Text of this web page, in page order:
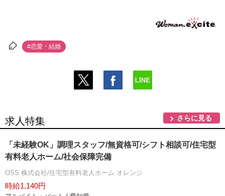
#恋愛・結婚
求人特集 さらに見る
「未経験OK」調理スタッフ/無資格可/シフト相談可/住宅型
有料老人ホーム/社会保障完備
OSS 株式会社/住宅型有料老人ホーム オレンジ
時給1,140円